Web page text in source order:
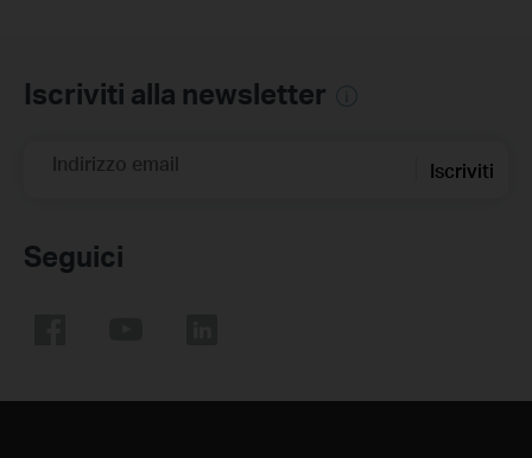
Iscriviti alla newsletter
Indirizzo email Iscriviti
Seguici